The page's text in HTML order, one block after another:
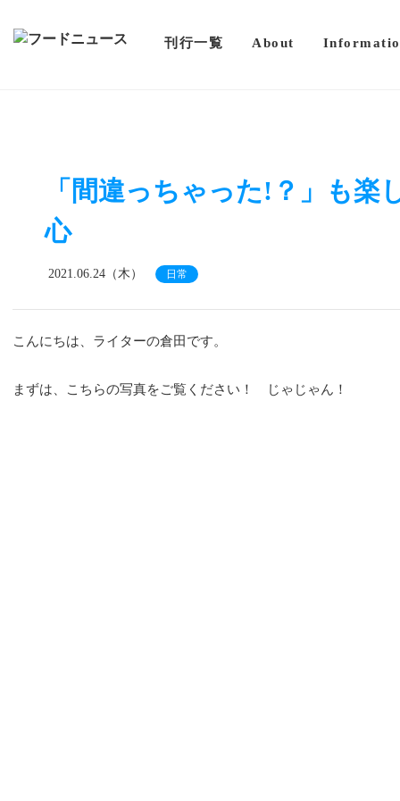
刊行一覧 About
「間違っちゃった!？」も
心
2021.06.24（木） 日常
こんにちは、ライターの倉田です。
まずは、こちらの写真をご覧ください！ じゃじゃん！